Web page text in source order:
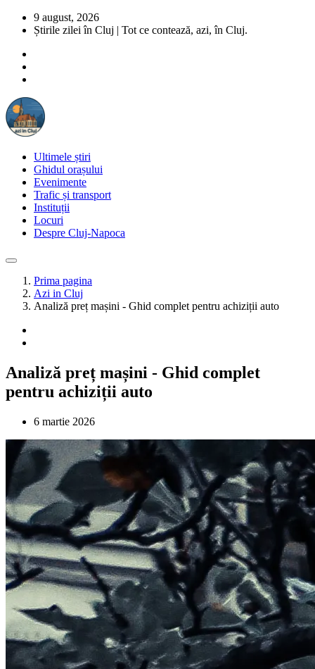
9 august, 2026
Știrile zilei în Cluj | Tot ce contează, azi, în Cluj.
Ultimele știri
Ghidul orașului
Evenimente
Trafic și transport
Instituții
Locuri
Despre Cluj-Napoca
Prima pagina
Azi in Cluj
Analiză preț mașini - Ghid complet pentru achiziții auto
Analiză preț mașini - Ghid complet
pentru achiziții auto
6 martie 2026